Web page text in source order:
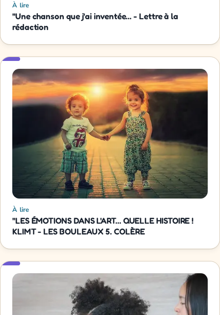
À lire
"Une chanson que j'ai inventée... - Lettre à la
rédaction
À lire
"LES ÉMOTIONS DANS L'ART... QUELLE HISTOIRE !
KLIMT - LES BOULEAUX 5. COLÈRE